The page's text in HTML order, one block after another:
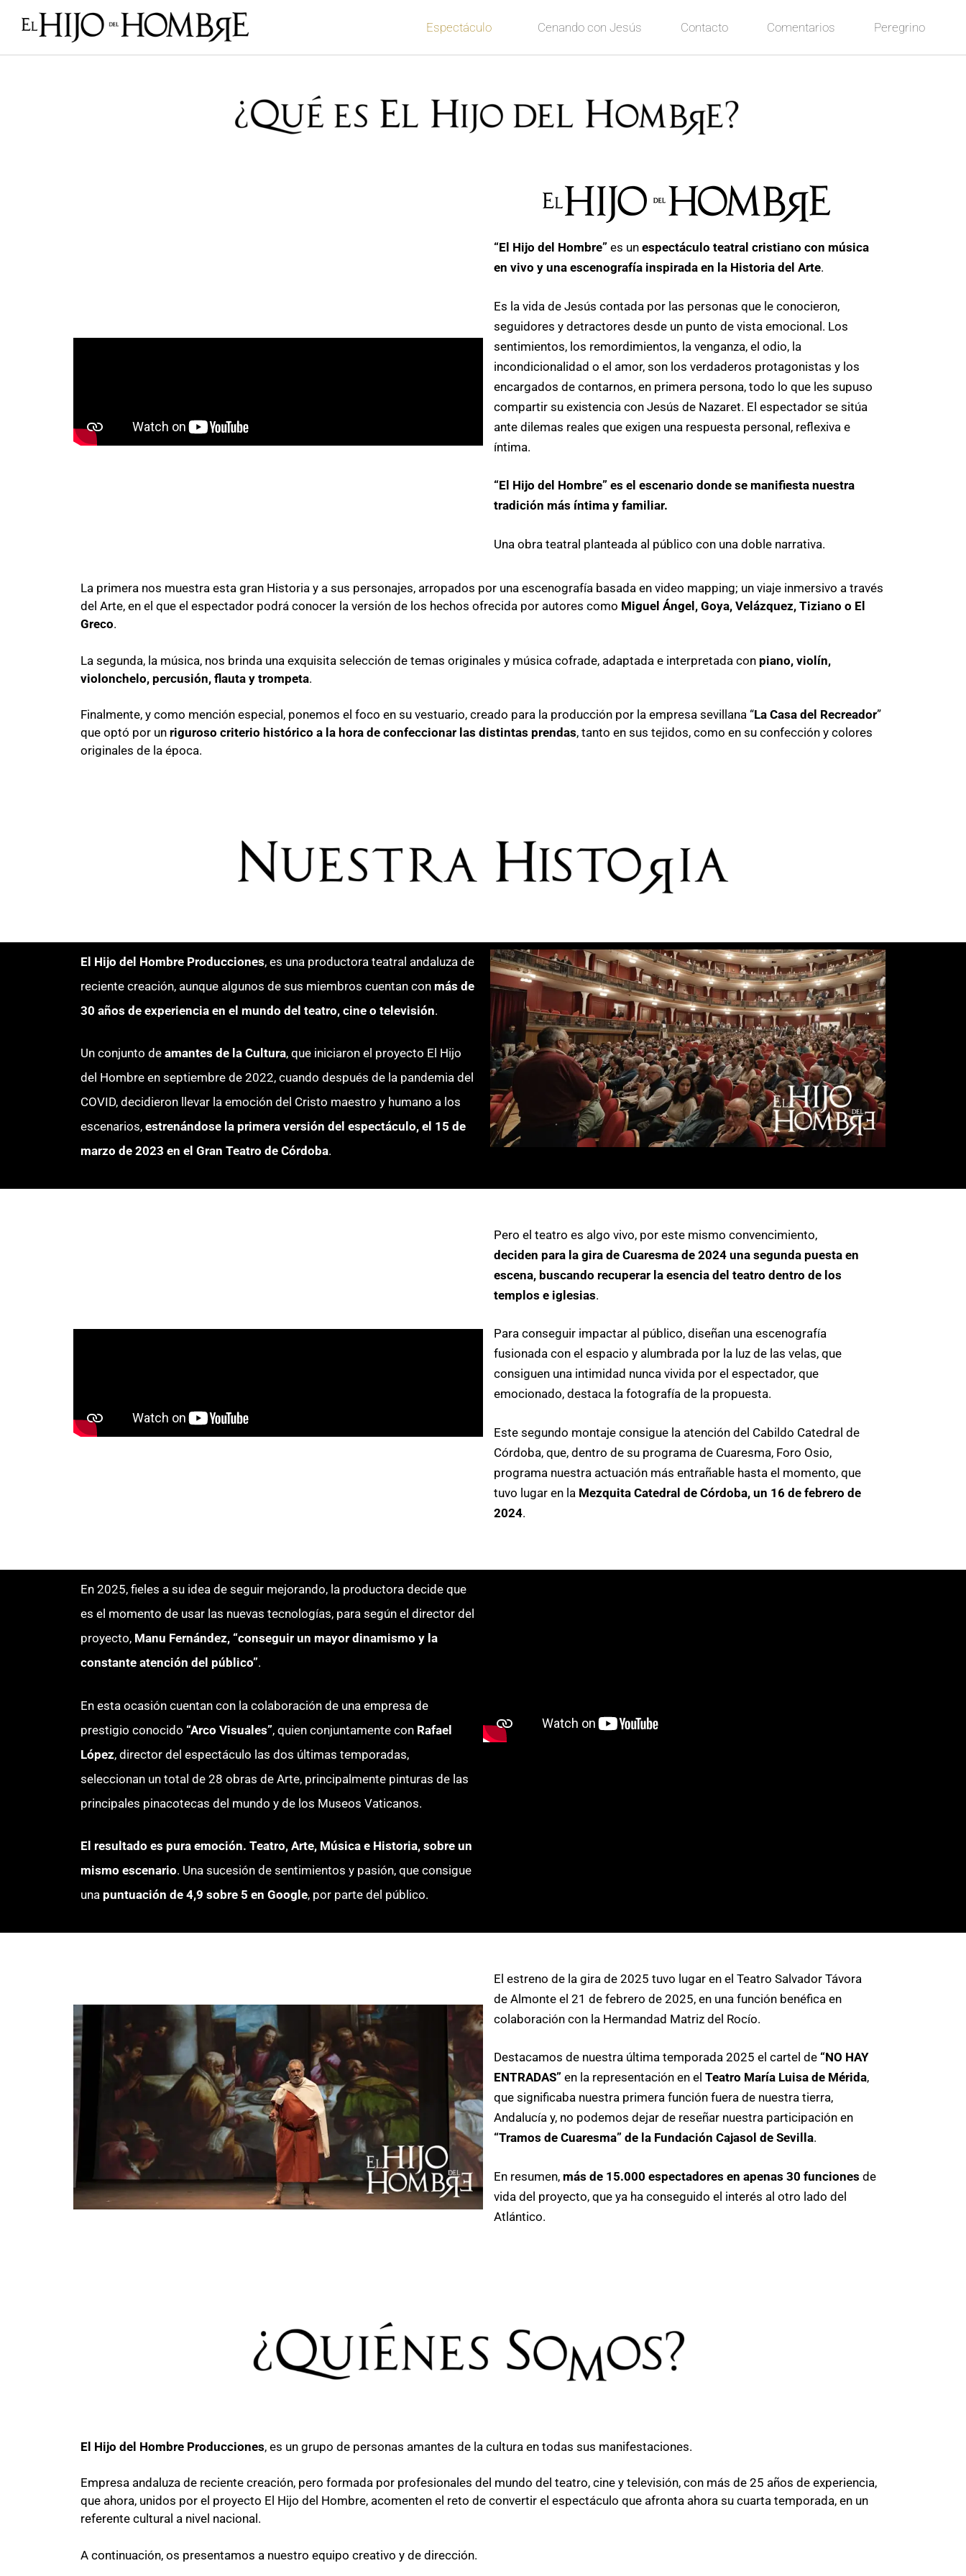
Espectáculo Cenando con Jesús Contacto Comentarios Peregrino
“El Hijo del Hombre” es un espectáculo teatral cristiano con música
en vivo y una escenografía inspirada en la Historia del Arte.
Es la vida de Jesús contada por las personas que le conocieron,
seguidores y detractores desde un punto de vista emocional. Los
sentimientos, los remordimientos, la venganza, el odio, la
incondicionalidad o el amor, son los verdaderos protagonistas y los
encargados de contarnos, en primera persona, todo lo que les supuso
compartir su existencia con Jesús de Nazaret. El espectador se sitúa
ante dilemas reales que exigen una respuesta personal, reflexiva e
íntima.
“El Hijo del Hombre” es el escenario donde se manifiesta nuestra
tradición más íntima y familiar.
Una obra teatral planteada al público con una doble narrativa.
La primera nos muestra esta gran Historia y a sus personajes, arropados por una escenografía basada en video mapping; un viaje inmersivo a través
del Arte, en el que el espectador podrá conocer la versión de los hechos ofrecida por autores como Miguel Ángel, Goya, Velázquez, Tiziano o El
Greco.
La segunda, la música, nos brinda una exquisita selección de temas originales y música cofrade, adaptada e interpretada con piano, violín,
violonchelo, percusión, flauta y trompeta.
Finalmente, y como mención especial, ponemos el foco en su vestuario, creado para la producción por la empresa sevillana “La Casa del Recreador”
que optó por un riguroso criterio histórico a la hora de confeccionar las distintas prendas, tanto en sus tejidos, como en su confección y colores
originales de la época.
El Hijo del Hombre Producciones, es una productora teatral andaluza de
reciente creación, aunque algunos de sus miembros cuentan con más de
30 años de experiencia en el mundo del teatro, cine o televisión.
Un conjunto de amantes de la Cultura, que iniciaron el proyecto El Hijo
del Hombre en septiembre de 2022, cuando después de la pandemia del
COVID, decidieron llevar la emoción del Cristo maestro y humano a los
escenarios, estrenándose la primera versión del espectáculo, el 15 de
marzo de 2023 en el Gran Teatro de Córdoba.
Pero el teatro es algo vivo, por este mismo convencimiento,
deciden para la gira de Cuaresma de 2024 una segunda puesta en
escena, buscando recuperar la esencia del teatro dentro de los
templos e iglesias.
Para conseguir impactar al público, diseñan una escenografía
fusionada con el espacio y alumbrada por la luz de las velas, que
consiguen una intimidad nunca vivida por el espectador, que
emocionado, destaca la fotografía de la propuesta.
Este segundo montaje consigue la atención del Cabildo Catedral de
Córdoba, que, dentro de su programa de Cuaresma, Foro Osio,
programa nuestra actuación más entrañable hasta el momento, que
tuvo lugar en la Mezquita Catedral de Córdoba, un 16 de febrero de
2024.
En 2025, fieles a su idea de seguir mejorando, la productora decide que
es el momento de usar las nuevas tecnologías, para según el director del
proyecto, Manu Fernández, “conseguir un mayor dinamismo y la
constante atención del público”.
En esta ocasión cuentan con la colaboración de una empresa de
prestigio conocido “Arco Visuales”, quien conjuntamente con Rafael
López, director del espectáculo las dos últimas temporadas,
seleccionan un total de 28 obras de Arte, principalmente pinturas de las
principales pinacotecas del mundo y de los Museos Vaticanos.
El resultado es pura emoción. Teatro, Arte, Música e Historia, sobre un
mismo escenario. Una sucesión de sentimientos y pasión, que consigue
una puntuación de 4,9 sobre 5 en Google, por parte del público.
El estreno de la gira de 2025 tuvo lugar en el Teatro Salvador Távora
de Almonte el 21 de febrero de 2025, en una función benéfica en
colaboración con la Hermandad Matriz del Rocío.
Destacamos de nuestra última temporada 2025 el cartel de “NO HAY
ENTRADAS” en la representación en el Teatro María Luisa de Mérida,
que significaba nuestra primera función fuera de nuestra tierra,
Andalucía y, no podemos dejar de reseñar nuestra participación en
“Tramos de Cuaresma” de la Fundación Cajasol de Sevilla.
En resumen, más de 15.000 espectadores en apenas 30 funciones de
vida del proyecto, que ya ha conseguido el interés al otro lado del
Atlántico.
El Hijo del Hombre Producciones, es un grupo de personas amantes de la cultura en todas sus manifestaciones.
Empresa andaluza de reciente creación, pero formada por profesionales del mundo del teatro, cine y televisión, con más de 25 años de experiencia,
que ahora, unidos por el proyecto El Hijo del Hombre, acomenten el reto de convertir el espectáculo que afronta ahora su cuarta temporada, en un
referente cultural a nivel nacional.
A continuación, os presentamos a nuestro equipo creativo y de dirección.